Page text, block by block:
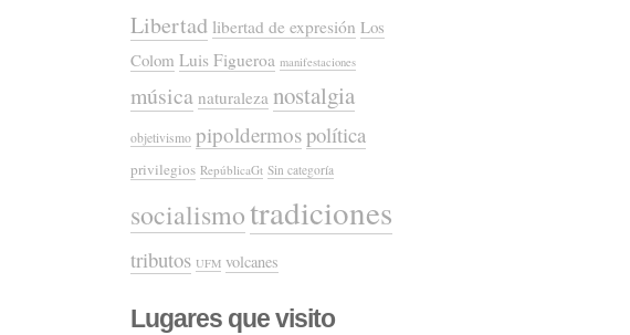
Libertad libertad de expresión Los
Colom Luis Figueroa manifestaciones
música naturaleza nostalgia
objetivismo pipoldermospolítica
privilegios RepúblicaGt Sin categoría
socialismotradiciones
tributos UFM volcanes
Lugares que visito